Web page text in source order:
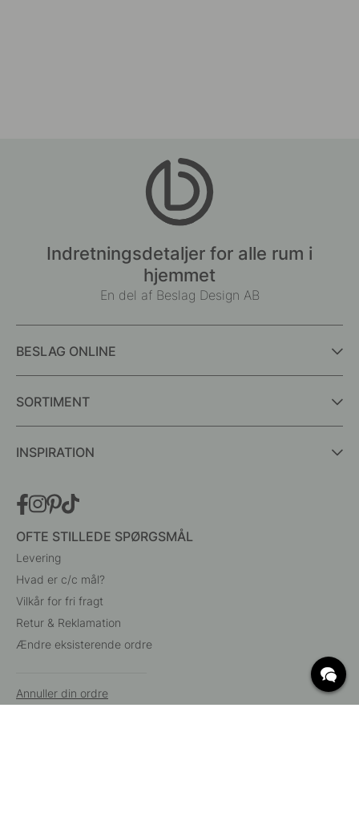
Indretningsdetaljer for alle rum i
hjemmet
En del af Beslag Design AB
BESLAG ONLINE
SORTIMENT
INSPIRATION
OFTE STILLEDE SPØRGSMÅL
Levering
Hvad er c/c mål?
Vilkår for fri fragt
Retur & Reklamation
Ændre eksisterende ordre
Annuller din ordre